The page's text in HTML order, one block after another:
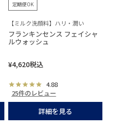
定期便OK
【ミルク洗顔料】ハリ・潤い
フランキンセンス フェイシャ
ルウォッシュ
¥4,620税込
4.88
25件のレビュー
詳細を見る